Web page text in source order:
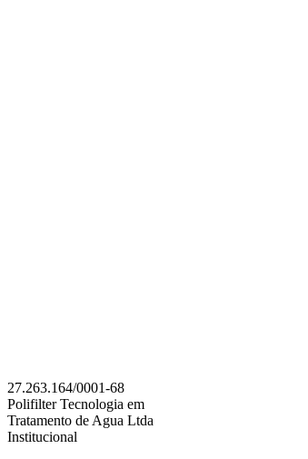
27.263.164/0001-68
Polifilter Tecnologia em
Tratamento de Agua Ltda
Institucional